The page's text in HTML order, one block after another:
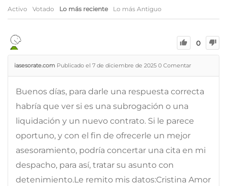
Activo Votado Lo más reciente Lo más Antiguo
0
iasesorate.com Publicado el 7 de diciembre de 2025 0 Comentar
Buenos días, para darle una respuesta correcta
habría que ver si es una subrogación o una
liquidación y un nuevo contrato. Si le parece
oportuno, y con el fin de ofrecerle un mejor
asesoramiento, podría concertar una cita en mi
despacho, para así, tratar su asunto con
detenimiento.Le remito mis datos:Cristina Amor